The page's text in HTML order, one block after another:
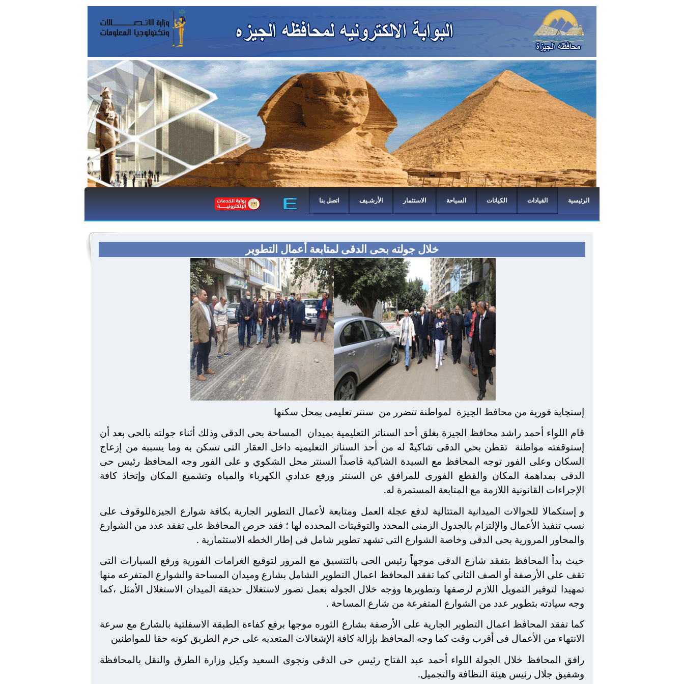
الرئيسية القيادات الكيانات السياحة الاستثمار الأرشـيف اتصل بنا
خلال جولته بحى الدقى لمتابعة أعمال التطوير
إستجابة فورية من محافظ الجيزة لمواطنة تتضرر من سنتر تعليمى بمحل سكنها
قام اللواء أحمد راشد محافظ الجيزة بغلق أحد السناتر التعليمية بميدان المساحة بحى الدقى وذلك أثناء جولته بالحى بعد أن
إستوقفته مواطنة
تقطن بحي الدقى شاكيةً له من أحد السناتر التعليميه داخل العقار التى تسكن به وما يسببه من إزعاج
السكان وعلى الفور توجه المحافظ مع السيدة الشاكية قاصداً السنتر محل الشكوي و على الفور وجه المحافظ رئيس حى
الدقى بمداهمة المكان والقطع الفورى للمرافق عن السنتر ورفع عدادي الكهرباء والمياه وتشميع المكان وإتخاذ كافة
الإجراءات القانونية اللازمة مع المتابعة المستمرة له.
و إستكمالا للجوالات الميدانية المتتالية لدفع عجلة العمل ومتابعة لأعمال التطوير الجارية بكافة شوارع الجيزةللوقوف على
نسب تنفيذ الأعمال والإلتزام بالجدول الزمنى المحدد والتوقيتات المحدده لها ؛ فقد حرص المحافظ على تفقد عدد من الشوارع
والمحاور المرورية بحى الدقى وخاصة الشوارع التى تشهد تطوير شامل فى إطار الخطه الاستثمارية .
حيث بدأ المحافظ بتفقد شارع الدقى موجهاً رئيس الحى بالتنسيق مع المرور لتوقيع الغرامات الفورية ورفع السيارات التى
تقف على الأرصفة أو الصف الثانى كما تفقد المحافظ اعمال التطوير الشامل بشارع وميدان المساحة والشوارع المتفرعه منها
تمهيدا لتوفير التمويل اللازم لرصفها وتطويرها ووجه خلال الجوله بعمل تصور لاستغلال حديقة الميدان الاستغلال الأمثل ،كما
وجه سيادته بتطوير عدد من الشوارع المتفرعة من شارع المساحة .
كما تفقد المحافظ اعمال التطوير الجارية على الأرصفة بشارع الثوره موجها برفع كفاءة الطبقة الاسفلتية بالشارع مع سرعة
الانتهاء من الأعمال فى أقرب وقت كما وجه المحافظ بإزالة كافة الإشغالات المتعديه على حرم الطريق كونه حقا للمواطنين
رافق المحافظ خلال الجولة اللواء أحمد عبد الفتاح رئيس حى الدقى ونجوى السعيد وكيل وزارة الطرق والنقل بالمحافظة
وشفيق جلال رئيس هيئة النظافة والتجميل.